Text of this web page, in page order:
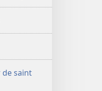
de saint